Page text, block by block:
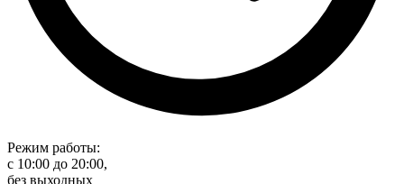
Режим работы:
с 10:00 до 20:00,
без выходных